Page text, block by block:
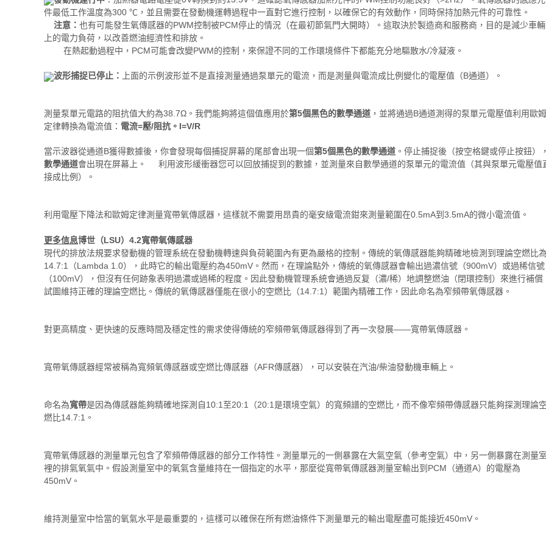
件最低工作溫度為300 ℃，並且需要在發動機運轉過程中一直對它進行控制，以確保它的有效動作，同時保持加熱元件的可靠性。
注意： 也有可能發生氧傳感器的PWM控制被PCM停止的情況（在最初節氣門大開時）。這取決於製造商和服務商，目的是減少車輛
上的電力負荷，以改善燃油經濟性和排放。
在熱起動過程中，PCM可能會改變PWM的控制，來保證不同的工作環境條件下都能充分地驅散水/冷凝液。
波形捕捉已停止： 上面的示例波形並不是直接測量通過泵單元的電流，而是測量與電流成比例變化的電壓值（B通道）。
測量泵單元電路的阻抗值大約為38.7Ω。我們能夠將這個值應用於第5個黑色的數學通道 ，並將通過B通道測得的泵單元電壓值利用歐姆
定律轉換為電流值： 電流=壓/阻抗。I=V/R
當示波器從通道B獲得數據後，你會發現每個捕捉屏幕的尾部會出現一個第5個黑色的數學通道 。停止捕捉後（按空格鍵或停止按鈕），
數學通道會出現在屏幕上。 利用波形緩衝器您可以回放捕捉到的數據，並測量來自數學通道的泵單元的電流值（其與泵單元電壓值
接成比例）。
利用電壓下降法和歐姆定律測量寬帶氧傳感器，這樣就不需要用昂貴的毫安級電流鉗來測量範圍在0.5mA到3.5mA的微小電流值。
更多信息博世（LSU）4.2寬帶氧傳感器
現代的排放法規要求發動機的管理系統在發動機轉速與負荷範圍內有更為嚴格的控制。傳統的氧傳感器能夠精確地檢測到理論空燃比為
14.7:1（Lambda 1.0），此時它的輸出電壓約為450mV。然而，在理論點外，傳統的氧傳感器會輸出過濃信號（900mV）或過稀信號
（100mV），但沒有任何跡象表明過濃或過稀的程度。因此發動機管理系統會通過反复（濃/稀）地調整燃油（閉環控制）來進行補償
試圖維持正確的理論空燃比。傳統的氧傳感器僅能在很小的空燃比（14.7:1）範圍內精確工作，因此命名為窄頻帶氧傳感器。
對更高精度、更快速的反應時間及穩定性的需求使得傳統的窄頻帶氧傳感器得到了再一次發展——寬帶氧傳感器。
寬帶氧傳感器經常被稱為寬頻氧傳感器或空燃比傳感器（AFR傳感器），可以安裝在汽油/柴油發動機車輛上。
命名為寬帶是因為傳感器能夠精確地探測自10:1至20:1（20:1是環境空氣）的寬頻譜的空燃比，而不像窄頻帶傳感器只能夠探測理論空
燃比14.7:1。
寬帶氧傳感器的測量單元包含了窄頻帶傳感器的部分工作特性。測量單元的一側暴露在大氣空氣（參考空氣）中，另一側暴露在測量室
裡的排氣氧氣中。假設測量室中的氧氣含量維持在一個指定的水平，那麼從寬帶氧傳感器測量室輸出到PCM（通道A）的電壓為
450mV。
維持測量室中恰當的氧氣水平是最重要的，這樣可以確保在所有燃油條件下測量單元的輸出電壓盡可能接近450mV。